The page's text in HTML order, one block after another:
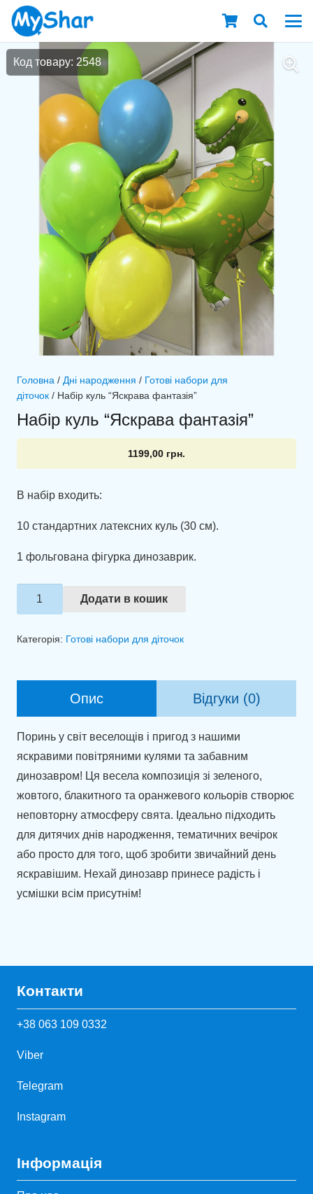
Код товару: 2548
Головна / Дні народження / Готові набори для
діточок / Набір куль “Яскрава фантазія”
Набір куль “Яскрава фантазія”
1199,00 грн.
В набір входить:
10 стандартних латексних куль (30 см).
1 фольгована фігурка динозаврик.
Набір
куль
Додати в кошик
Категорія: Готові набори для діточок
Опис Відгуки (0)
Поринь у світ веселощів і пригод з нашими
яскравими повітряними кулями та забавним
динозавром! Ця весела композиція зі зеленого,
жовтого, блакитного та оранжевого кольорів створює
неповторну атмосферу свята. Ідеально підходить
для дитячих днів народження, тематичних вечірок
або просто для того, щоб зробити звичайний день
яскравішим. Нехай динозавр принесе радість і
усмішки всім присутнім!
Контакти
+38 063 109 0332
Viber
Telegram
Instagram
Інформація